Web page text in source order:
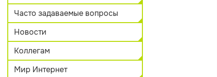
Часто задаваемые вопросы
Новости
Коллегам
Мир Интернет